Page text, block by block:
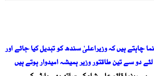
چاہتے ہیں کہ وزیراعلیٰ سندھ کو تبدیل کیا جائے اور
دو سے تین طاقتور وزیر ہمیشہ امیدوار ہوتے ہیں